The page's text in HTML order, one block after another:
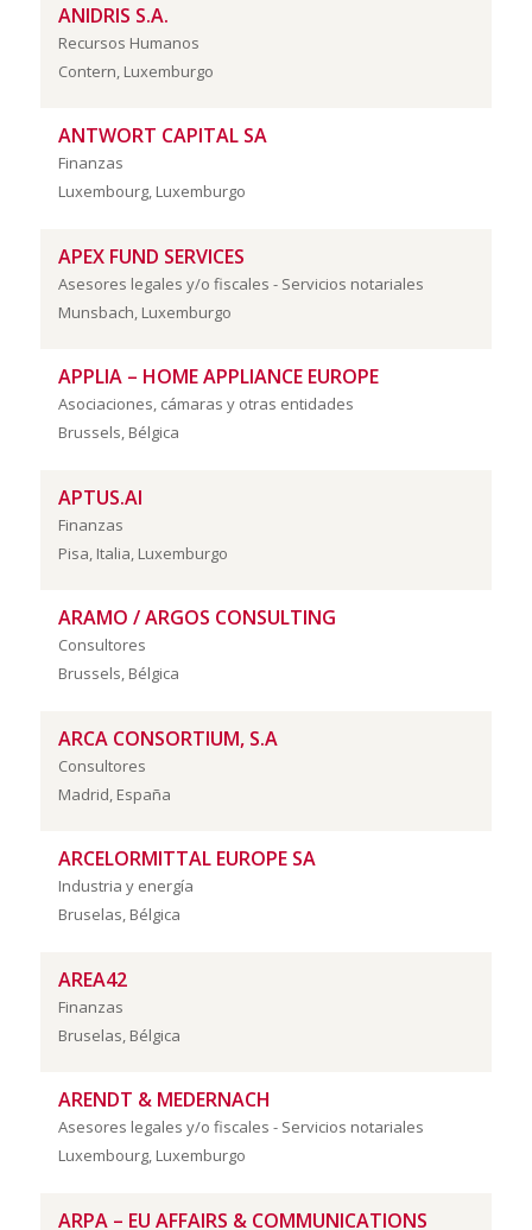
ANIDRIS S.A.
Recursos Humanos
Contern, Luxemburgo
ANTWORT CAPITAL SA
Finanzas
Luxembourg, Luxemburgo
APEX FUND SERVICES
Asesores legales y/o fiscales - Servicios notariales
Munsbach, Luxemburgo
APPLIA – HOME APPLIANCE EUROPE
Asociaciones, cámaras y otras entidades
Brussels, Bélgica
APTUS.AI
Finanzas
Pisa, Italia, Luxemburgo
ARAMO / ARGOS CONSULTING
Consultores
Brussels, Bélgica
ARCA CONSORTIUM, S.A
Consultores
Madrid, España
ARCELORMITTAL EUROPE SA
Industria y energía
Bruselas, Bélgica
AREA42
Finanzas
Bruselas, Bélgica
ARENDT & MEDERNACH
Asesores legales y/o fiscales - Servicios notariales
Luxembourg, Luxemburgo
ARPA – EU AFFAIRS & COMMUNICATIONS